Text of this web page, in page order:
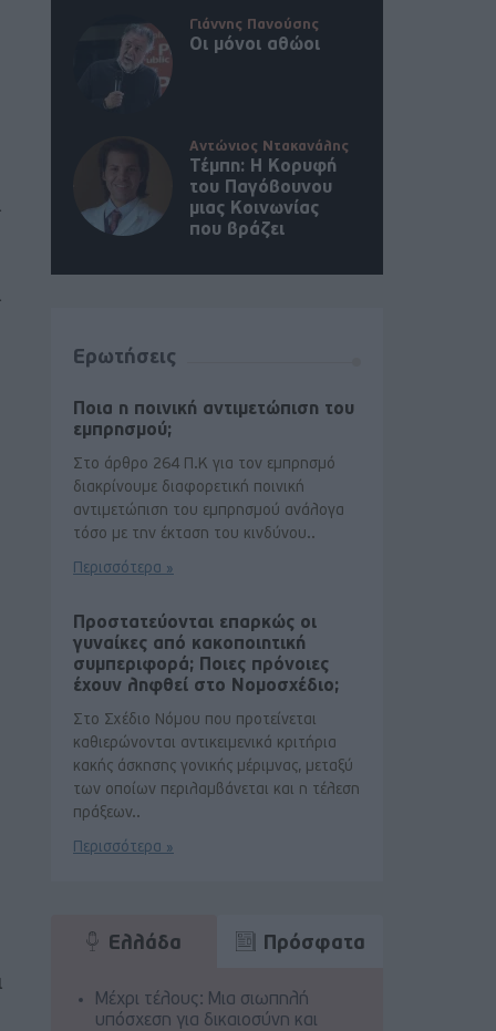
Γιάννης Πανούσης
Οι μόνοι αθώοι
Αντώνιος Ντακανάλης
Τέμπη: Η Κορυφή
του Παγόβουνου
μιας Κοινωνίας
που βράζει
Ερωτήσεις
Ποια η ποινική αντιμετώπιση του
εμπρησμού;
Στο άρθρο 264 Π.Κ για τον εμπρησμό
διακρίνουμε διαφορετική ποινική
αντιμετώπιση του εμπρησμού ανάλογα
τόσο με την έκταση του κινδύνου..
Περισσότερα »
Προστατεύονται επαρκώς οι
γυναίκες από κακοποιητική
συμπεριφορά; Ποιες πρόνοιες
έχουν ληφθεί στο Νομοσχέδιο;
Στο Σχέδιο Νόμου που προτείνεται
καθιερώνονται αντικειμενικά κριτήρια
κακής άσκησης γονικής μέριμνας, μεταξύ
των οποίων περιλαμβάνεται και η τέλεση
πράξεων..
Περισσότερα »
Ελλάδα Πρόσφατα
Μέχρι τέλους: Μια σιωπηλή
υπόσχεση για δικαιοσύνη και